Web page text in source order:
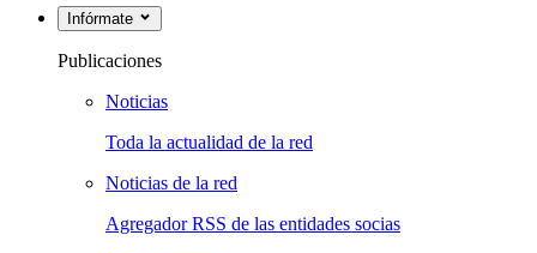
Infórmate
Publicaciones
Noticias
Toda la actualidad de la red
Noticias de la red
Agregador RSS de las entidades socias